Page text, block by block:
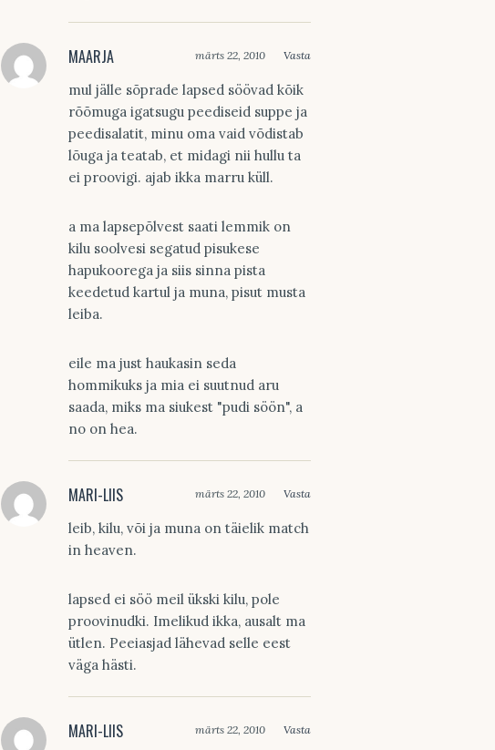
MAARJA märts 22, 2010 Vasta
mul jälle sõprade lapsed söövad kõik
rõõmuga igatsugu peediseid suppe ja
peedisalatit, minu oma vaid võdistab
lõuga ja teatab, et midagi nii hullu ta
ei proovigi. ajab ikka marru küll.
a ma lapsepõlvest saati lemmik on
kilu soolvesi segatud pisukese
hapukoorega ja siis sinna pista
keedetud kartul ja muna, pisut musta
leiba.
eile ma just haukasin seda
hommikuks ja mia ei suutnud aru
saada, miks ma siukest "pudi söön", a
no on hea.
MARI-LIIS märts 22, 2010 Vasta
leib, kilu, või ja muna on täielik match
in heaven.
lapsed ei söö meil ükski kilu, pole
proovinudki. Imelikud ikka, ausalt ma
ütlen. Peeiasjad lähevad selle eest
väga hästi.
MARI-LIIS märts 22, 2010 Vasta